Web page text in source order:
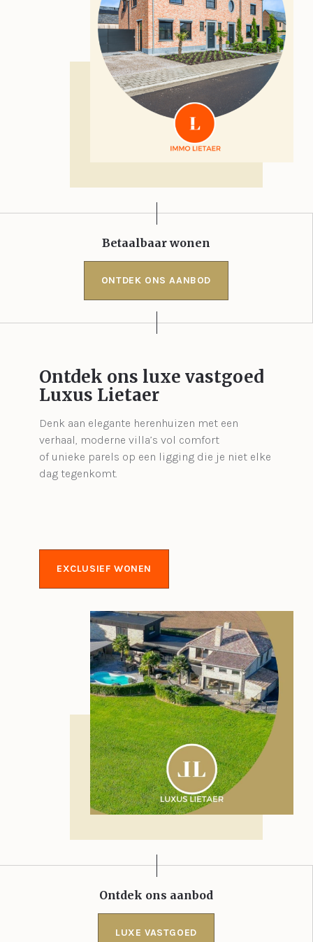
Betaalbaar wonen
ONTDEK ONS AANBOD
Ontdek ons luxe vastgoed
Luxus Lietaer
Denk aan elegante herenhuizen met een
verhaal, moderne villa’s vol comfort
of unieke parels op een ligging die je niet elke
dag tegenkomt.
EXCLUSIEF WONEN
Ontdek ons aanbod
LUXE VASTGOED